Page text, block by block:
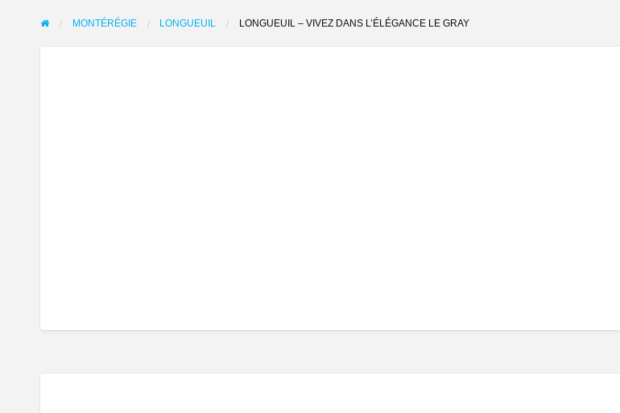
MONTÉRÉGIE LONGUEUIL LONGUEUIL – VIVEZ DANS L’ÉLÉGANCE LE GRAY